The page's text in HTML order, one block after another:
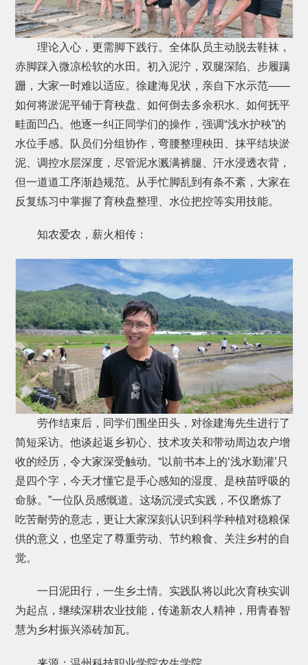
理论入心，更需脚下践行。全体队员主动脱去鞋袜，
赤脚踩入微凉松软的水田。初入泥泞，双腿深陷、步履蹒
跚，大家一时难以适应。徐建海见状，亲自下水示范——
如何将淤泥平铺于育秧盘、如何倒去多余积水、如何抚平
畦面凹凸。他逐一纠正同学们的操作，强调“浅水护秧”的
水位手感。队员们分组协作，弯腰整理秧田、抹平结块淤
泥、调控水层深度，尽管泥水溅满裤腿、汗水浸透衣背，
但一道道工序渐趋规范。从手忙脚乱到有条不紊，大家在
反复练习中掌握了育秧盘整理、水位把控等实用技能。
知农爱农，薪火相传：
劳作结束后，同学们围坐田头，对徐建海先生进行了
简短采访。他谈起返乡初心、技术攻关和带动周边农户增
收的经历，令大家深受触动。“以前书本上的‘浅水勤灌’只
是四个字，今天才懂它是手心感知的湿度、是秧苗呼吸的
命脉。”一位队员感慨道。这场沉浸式实践，不仅磨炼了
吃苦耐劳的意志，更让大家深刻认识到科学种植对稳粮保
供的意义，也坚定了尊重劳动、节约粮食、关注乡村的自
觉。
一日泥田行，一生乡土情。实践队将以此次育秧实训
为起点，继续深耕农业技能，传递新农人精神，用青春智
慧为乡村振兴添砖加瓦。